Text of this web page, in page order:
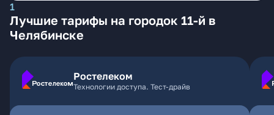
1
Лучшие тарифы на городок 11-й в
Челябинске
Ростелеком
Технологии доступа. Тест-драйв